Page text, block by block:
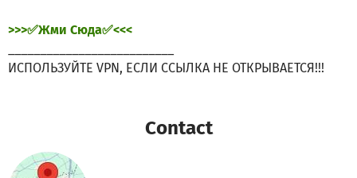
>>>✅Жми Сюда✅<<<
ИСПОЛЬЗУЙТЕ VPN, ЕСЛИ ССЫЛКА НЕ ОТКРЫВАЕТСЯ!!!
Contact